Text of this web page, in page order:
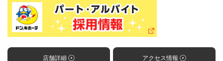
店舗詳細 アクセス情報